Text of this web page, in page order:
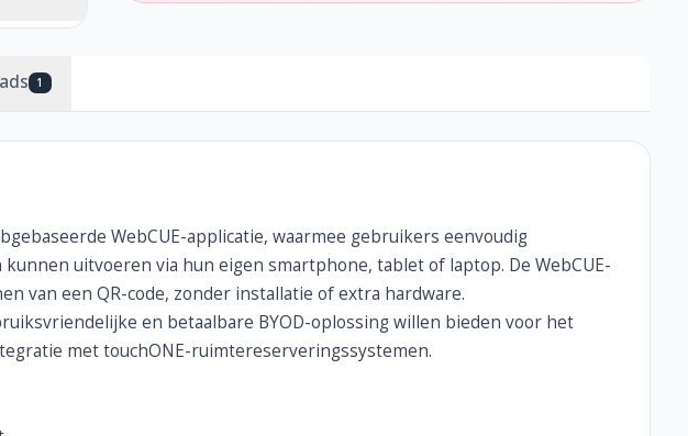
1
WebCUE-applicatie, waarmee gebruikers eenvoudig
uitvoeren via hun eigen smartphone, tablet of laptop. De WebCUE-
van een QR-code, zonder installatie of extra hardware.
en betaalbare BYOD-oplossing willen bieden voor het
met touchONE-ruimtereserveringssystemen.